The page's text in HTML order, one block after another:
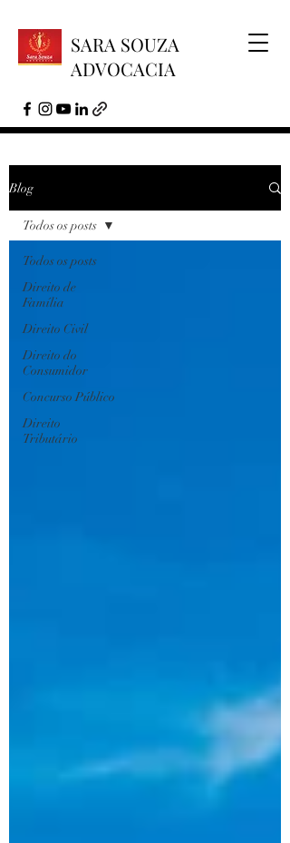
SARA SOUZA
ADVOCACIA
Blog
Todos os posts
Direito de
Família
Direito Civil
Direito do
Consumidor
Concurso Público
Direito
Tributário
Todos os posts